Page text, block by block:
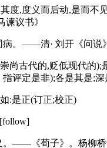
度,度义而后动,是而
谏议书》
病。——清· 刘开《问说》
尚古代的,贬低现代的);
评定是非);各是其是;深
:是正(订正;校正)
。——《荀子》。杨柳桥